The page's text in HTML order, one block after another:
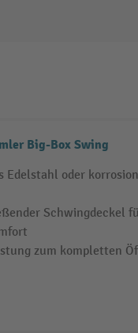
Big-Box Swing
Edelstahl oder
Schwingdeckel
zum kompletten